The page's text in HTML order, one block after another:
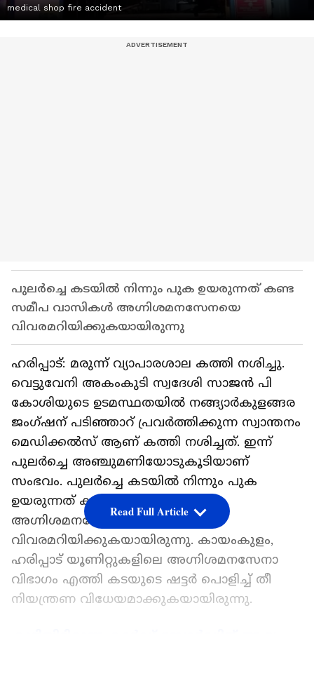
medical shop fire accident
പുലർച്ചെ കടയിൽ നിന്നും പുക ഉയരുന്നത് കണ്ട
സമീപ വാസികൾ അഗ്നിശമനസേനയെ
വിവരമറിയിക്കുകയായിരുന്നു
ഹരിപ്പാട്: മരുന്ന് വ്യാപാരശാല കത്തി നശിച്ചു.
വെട്ടുവേനി അകംകുടി സ്വദേശി സാജൻ പി
കോശിയുടെ ഉടമസ്ഥതയിൽ നങ്ങ്യാർകുളങ്ങര
ജംഗ്ഷന് പടിഞ്ഞാറ് പ്രവർത്തിക്കുന്ന സ്വാന്തനം
മെഡിക്കൽസ് ആണ് കത്തി നശിച്ചത്. ഇന്ന്
പുലർച്ചെ അഞ്ചുമണിയോടുകൂടിയാണ്
സംഭവം. പുലർച്ചെ കടയിൽ നിന്നും പുക
ഉയരുന്നത് കണ്ട സമീപ വാസികൾ
അഗ്നിശമനസേനയെ
വിവരമറിയിക്കുകയായിരുന്നു. കായംകുളം,
ഹരിപ്പാട് യൂണിറ്റുകളിലെ അഗ്നിശമനസേനാ
വിഭാഗം എത്തി കടയുടെ ഷട്ടർ പൊളിച്ച് തീ
നിയന്ത്രണ വിധേയമാക്കുകയായിരുന്നു.
Read Full Article